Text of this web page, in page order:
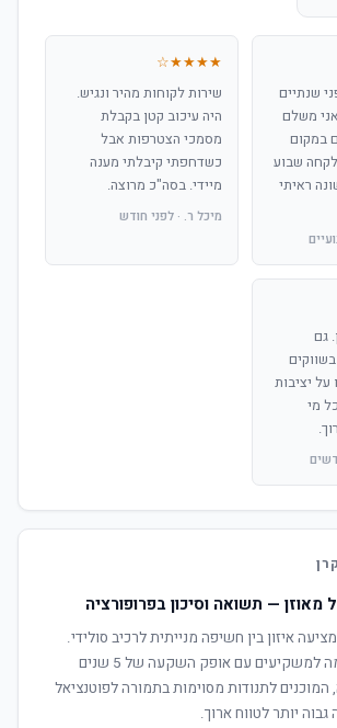
שנתיים
משלם
במקום
שבוע
ראיתי
★★★★☆
שירות לקוחות מהיר ונגיש.
היה עיכוב קטן בקבלת
מסמכי הצטרפות אבל
כשדחפתי קיבלתי מענה
מיידי. בסה"כ מרוצה.
מיכל ר. · לפני חודש
גם
יציבות
מי
מאוזן — תשואה וסיכון בפרופורציה
איזון בין חשיפה מנייתית לרכיב סולידי.
מתאימה למשקיעים עם אופק השקעה של 5 שנים
המוכנים לתנודות מסוימות בתמורה לפוטנציאל
יותר לטווח ארוך.